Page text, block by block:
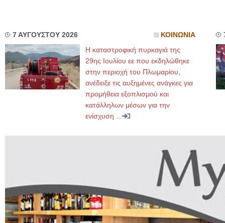
7 ΑΥΓΟΥΣΤΟΥ 2026 ΚΟΙΝΩΝΙΑ
Η καταστροφική πυρκαγιά της
29ης Ιουλίου εε που εκδηλώθηκε
στην περιοχή του Πλωμαρίου,
ανέδειξε τις αυξημένες ανάγκες για
προμήθεια εξοπλισμού και
κατάλληλων μέσων για την
ενίσχυση ...